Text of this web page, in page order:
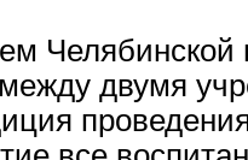
Челябинской
двумя